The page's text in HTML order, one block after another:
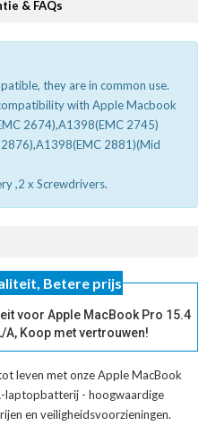
& FAQs
they are in common use.
with Apple Macbook
2674),A1398(EMC 2745)
2881)(Mid
,2 x Screwdrivers.
Betere prijs
voor Apple MacBook Pro 15.4
A, Koop met vertrouwen!
leven met onzeApple MacBook
laptopbatterij - hoogwaardige
en veiligheidsvoorzieningen.